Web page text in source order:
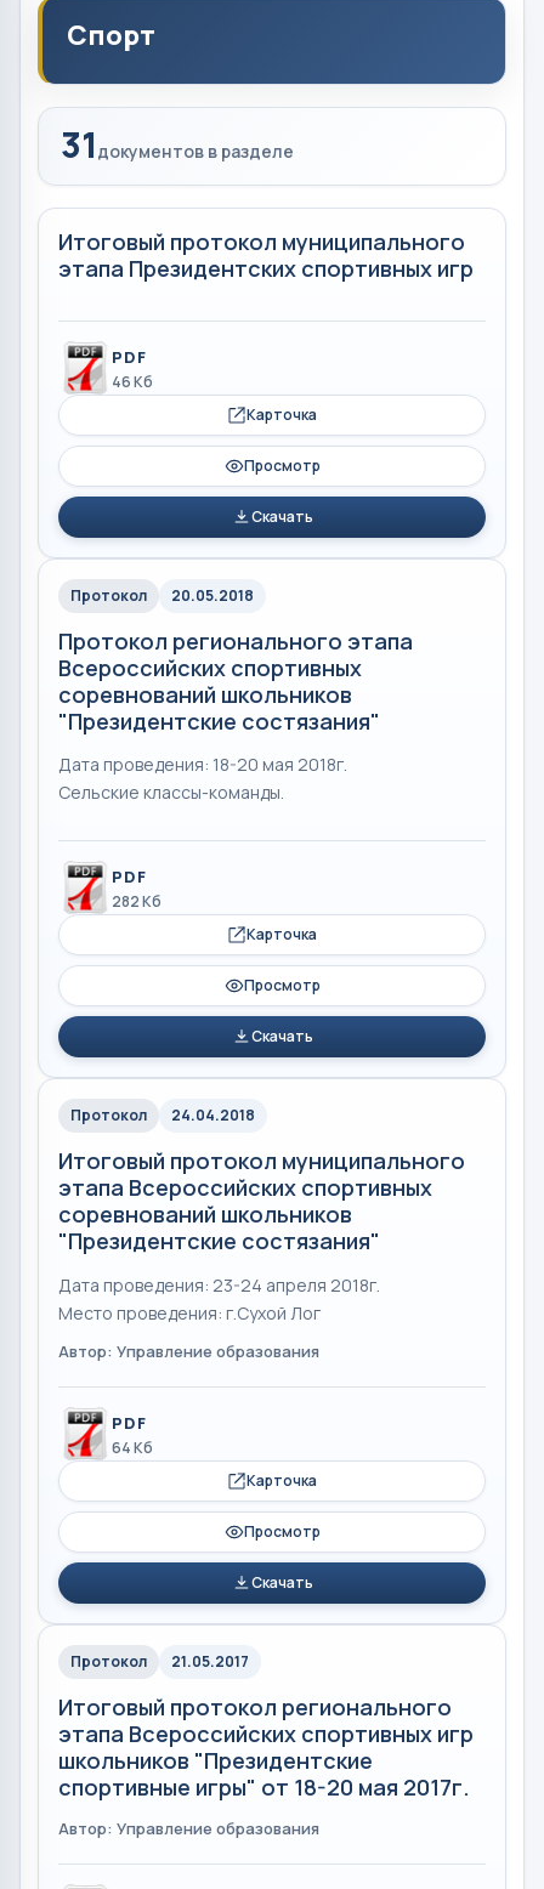
Спорт
31 документов в разделе
Итоговый протокол муниципального
этапа Президентских спортивных игр
PDF
46 Кб
Карточка
Просмотр
Скачать
Протокол 20.05.2018
Протокол регионального этапа
Всероссийских спортивных
соревнований школьников
"Президентские состязания"
Дата проведения: 18-20 мая 2018г.
Сельские классы-команды.
PDF
282 Кб
Карточка
Просмотр
Скачать
Протокол 24.04.2018
Итоговый протокол муниципального
этапа Всероссийских спортивных
соревнований школьников
"Президентские состязания"
Дата проведения: 23-24 апреля 2018г.
Место проведения: г.Сухой Лог
Автор: Управление образования
PDF
64 Кб
Карточка
Просмотр
Скачать
Протокол 21.05.2017
Итоговый протокол регионального
этапа Всероссийских спортивных игр
школьников "Президентские
спортивные игры" от 18-20 мая 2017г.
Автор: Управление образования